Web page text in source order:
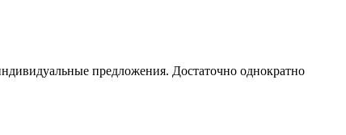
предложения. Достаточно однократно